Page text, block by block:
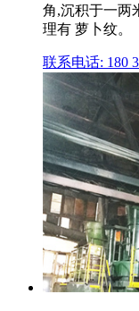
角,沉积于一两
理有 萝卜纹。
联系电话: 180